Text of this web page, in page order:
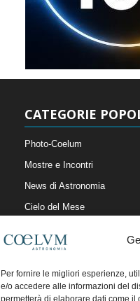
Per fornire le migliori esperienze,
e/o accedere alle informazioni del
permetterà di elaborare dati come
CATEGORIE
Photo-Coelum
Mostre e Incontri
News di Astronomia
Cielo del Mese
Articoli e Risorse On-Line
Il Blog della Redazione